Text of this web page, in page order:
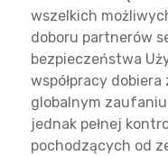
wszelkich
doboru partnerów
bezpieczeństwa
współpracy
globalnym zaufaniu
jednak pełnej
pochodzących od